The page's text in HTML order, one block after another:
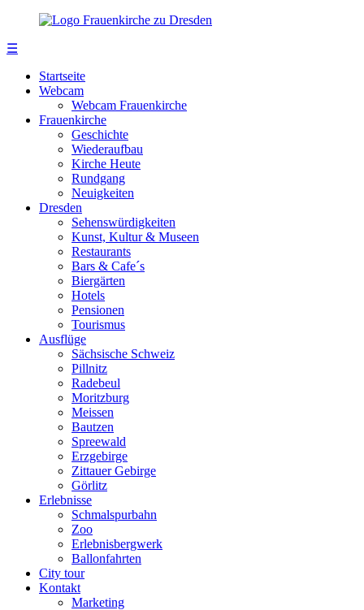
☰
Startseite
Webcam
Webcam Frauenkirche
Frauenkirche
Geschichte
Wiederaufbau
Kirche Heute
Rundgang
Neuigkeiten
Dresden
Sehenswürdigkeiten
Kunst, Kultur & Museen
Restaurants
Bars & Cafe´s
Biergärten
Hotels
Pensionen
Tourismus
Ausflüge
Sächsische Schweiz
Pillnitz
Radebeul
Moritzburg
Meissen
Bautzen
Spreewald
Erzgebirge
Zittauer Gebirge
Görlitz
Erlebnisse
Schmalspurbahn
Zoo
Erlebnisbergwerk
Ballonfahrten
City tour
Kontakt
Marketing